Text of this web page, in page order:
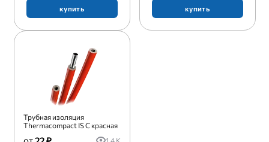
купить
купить
Трубная изоляция
Thermacompact IS C красная
1.4 K